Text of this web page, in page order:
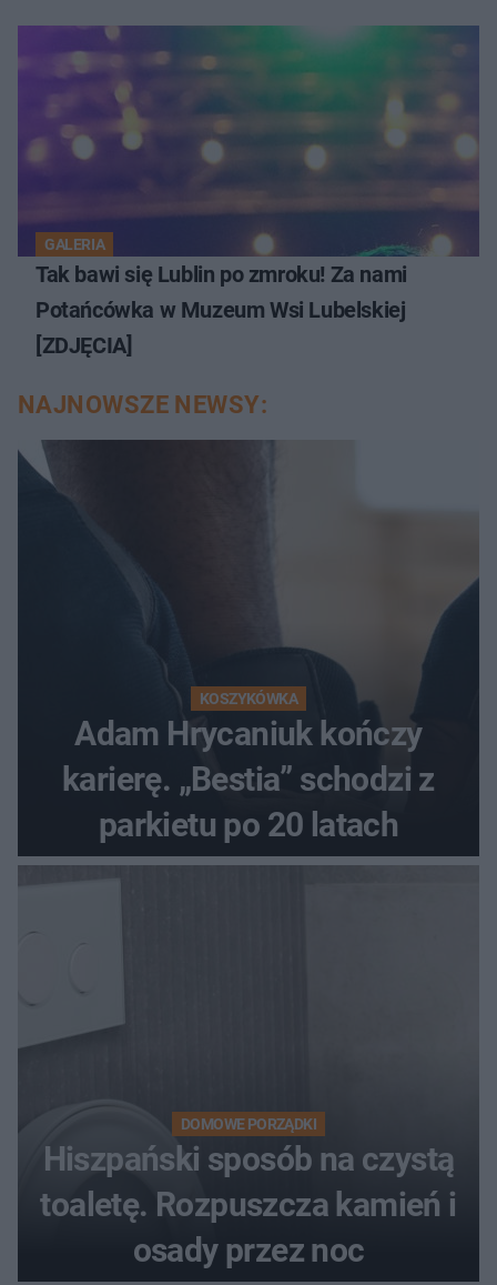
GALERIA
Tak bawi się Lublin po zmroku! Za nami
Potańcówka w Muzeum Wsi Lubelskiej
[ZDJĘCIA]
NAJNOWSZE NEWSY:
KOSZYKÓWKA
Adam Hrycaniuk kończy
karierę. „Bestia” schodzi z
parkietu po 20 latach
DOMOWE PORZĄDKI
Hiszpański sposób na czystą
toaletę. Rozpuszcza kamień i
osady przez noc